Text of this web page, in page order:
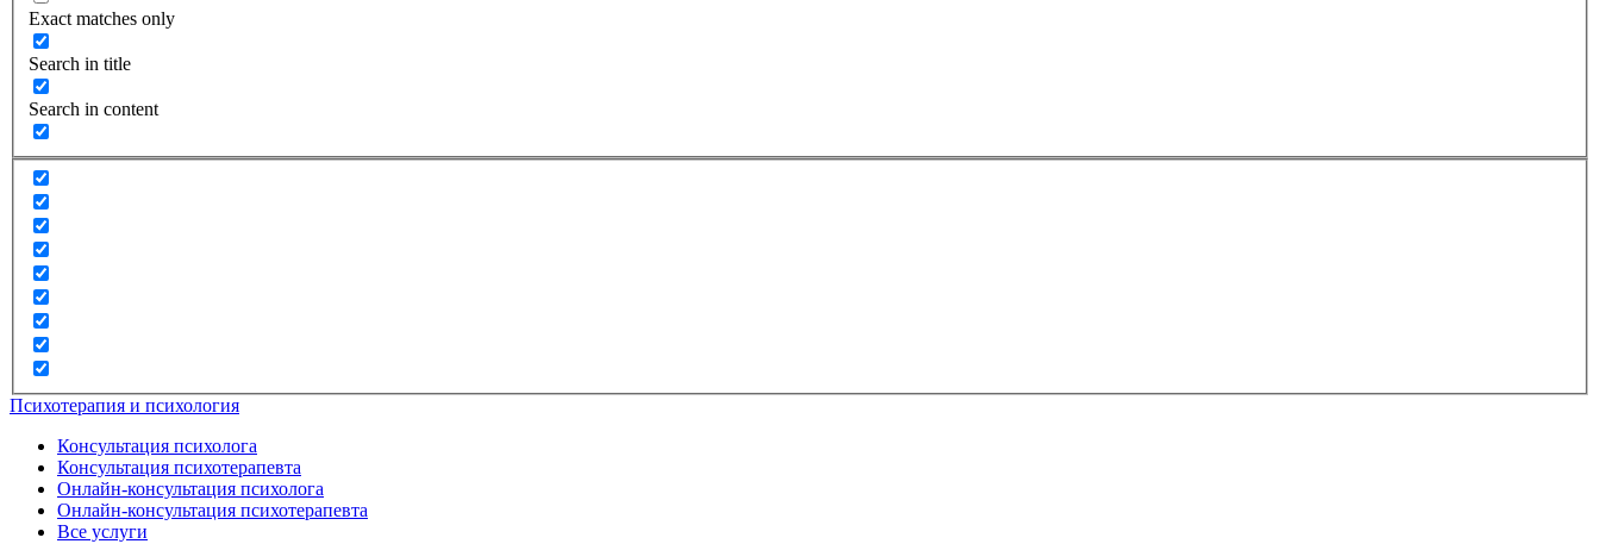
Exact matches only
Search in title
Search in content
Психотерапия и психология
Консультация психолога
Консультация психотерапевта
Онлайн-консультация психолога
Онлайн-консультация психотерапевта
Все услуги